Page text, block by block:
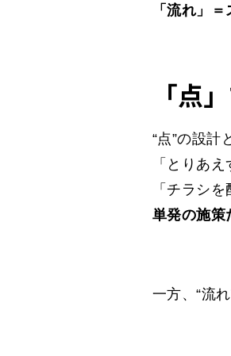
「流れ」
「点
“点”の設計
「とりあ
「チラシ
単発の施策
一方、“流